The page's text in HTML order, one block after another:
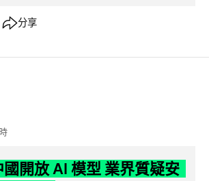
分享
國開放 AI 模型 業界質疑安